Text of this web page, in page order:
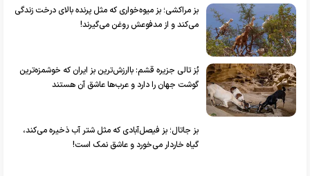
بز مراکشی؛ بز میوه‌خواری که مثل پرنده بالای درخت زندگی
می‌کند و از مدفوعش روغن می‌گیرند!
بُز تالی جزیره قشم: باارزش‌ترین بز ایران که خوشمزه‌ترین
گوشت جهان را دارد و عرب‌ها عاشق آن هستند
بز جاتال؛ بز فیصل‌آبادی که مثل شتر آب ذخیره می‌کند،
گیاه خاردار می‌خورد و عاشق نمک است!